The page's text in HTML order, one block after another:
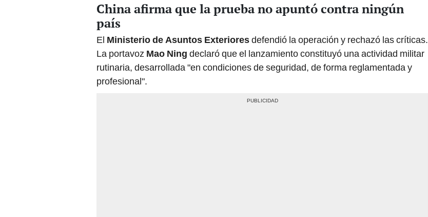
China afirma que la prueba no apuntó contra ningún
país
El Ministerio de Asuntos Exterioresdefendió la operación y rechazó las críticas.
La portavoz Mao Ning declaró que el lanzamiento constituyó una actividad militar
rutinaria, desarrollada "en condiciones de seguridad, de forma reglamentada y
profesional".